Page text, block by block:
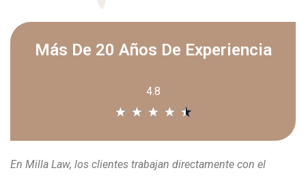
Más De 20 Años De Experiencia
4.8
★ ★ ★ ★ ★
En Milla Law, los clientes trabajan directamente con el